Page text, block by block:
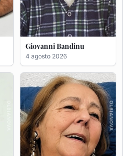
Sabina Pinna in Abbiati
4 agosto 2026